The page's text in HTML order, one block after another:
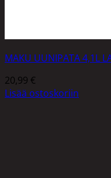
MAKU UUNIPATA 4,1L
20,99 €
Lisää ostoskoriin